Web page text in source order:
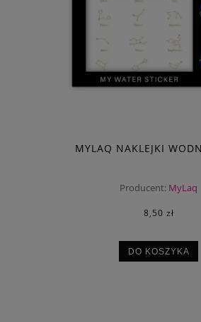
MYLAQ NAKLEJKI
Producent: MyLaq
8,50 zł
DO KOSZYKA